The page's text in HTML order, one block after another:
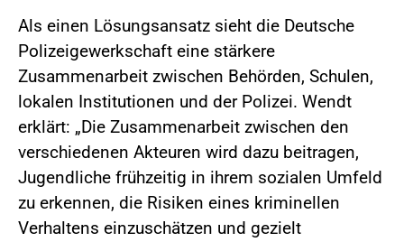
Als einen Lösungsansatz sieht die Deutsche
Polizeigewerkschaft eine stärkere
Zusammenarbeit zwischen Behörden, Schulen,
lokalen Institutionen und der Polizei. Wendt
erklärt: „Die Zusammenarbeit zwischen den
verschiedenen Akteuren wird dazu beitragen,
Jugendliche frühzeitig in ihrem sozialen Umfeld
zu erkennen, die Risiken eines kriminellen
Verhaltens einzuschätzen und gezielt